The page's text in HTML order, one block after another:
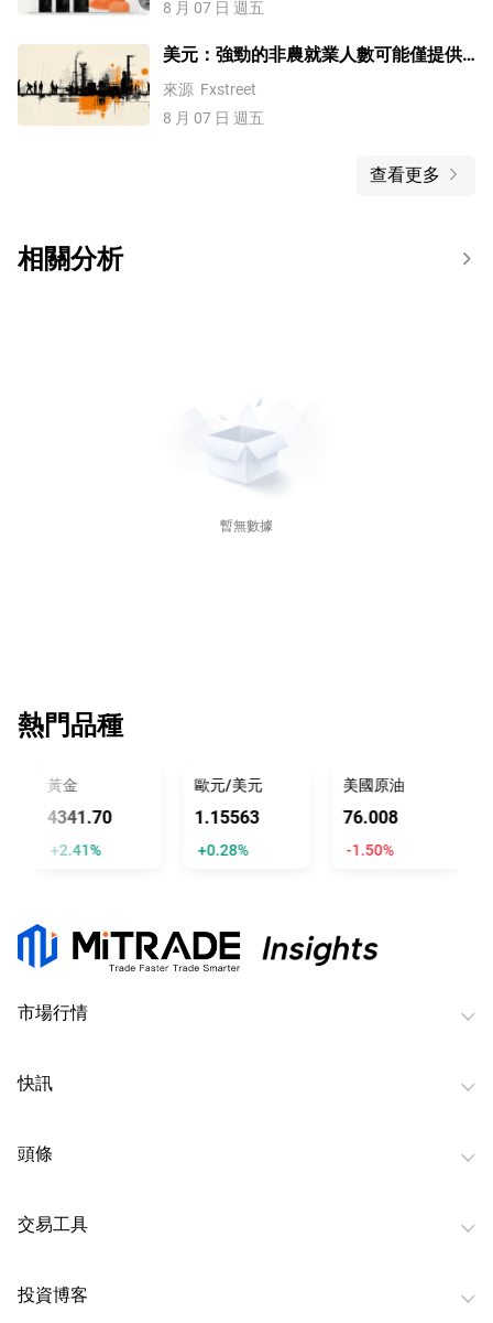
8 月 07 日 週五
美元：強勁的非農就業人數可能僅提供
有限支撐——布朗兄弟哈里曼（BBH）
來源 Fxstreet
8 月 07 日 週五
查看更多
相關分析
暫無數據
熱門品種
黃金
4341.70
+2.41%
歐元/美元
1.15563
+0.28%
美國原油
76.008
-1.50%
市場行情
快訊
頭條
交易工具
投資博客